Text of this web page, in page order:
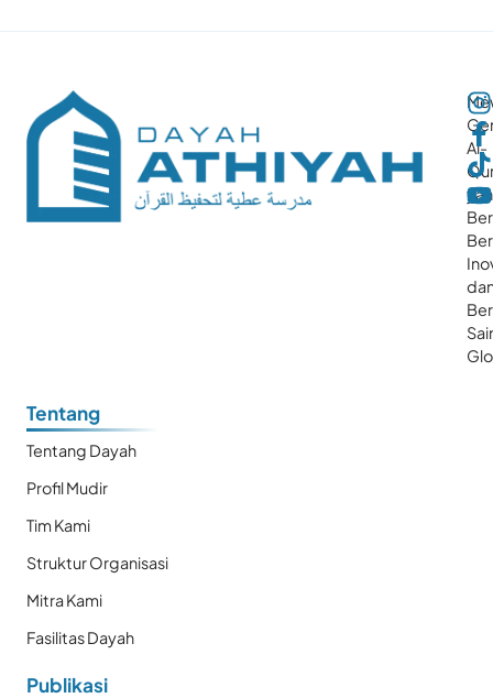
Al-
Tentang
Tentang Dayah
Profil Mudir
Tim Kami
Struktur Organisasi
Mitra Kami
Fasilitas Dayah
Publikasi